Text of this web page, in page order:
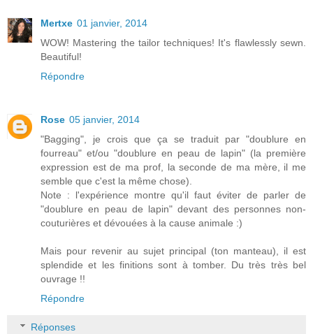
Mertxe 01 janvier, 2014
WOW! Mastering the tailor techniques! It's flawlessly sewn.
Beautiful!
Répondre
Rose 05 janvier, 2014
"Bagging", je crois que ça se traduit par "doublure en
fourreau" et/ou "doublure en peau de lapin" (la première
expression est de ma prof, la seconde de ma mère, il me
semble que c'est la même chose).
Note : l'expérience montre qu'il faut éviter de parler de
"doublure en peau de lapin" devant des personnes non-
couturières et dévouées à la cause animale :)
Mais pour revenir au sujet principal (ton manteau), il est
splendide et les finitions sont à tomber. Du très très bel
ouvrage !!
Répondre
Réponses